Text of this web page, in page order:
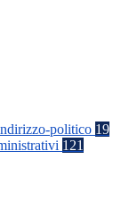
politico 19
121